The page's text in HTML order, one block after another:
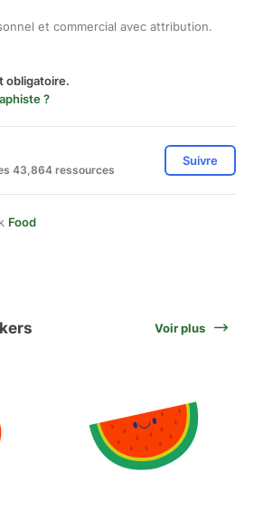
et commercial avec attribution.
obligatoire.
?
43,864 ressources
Suivre
Food
Voir plus